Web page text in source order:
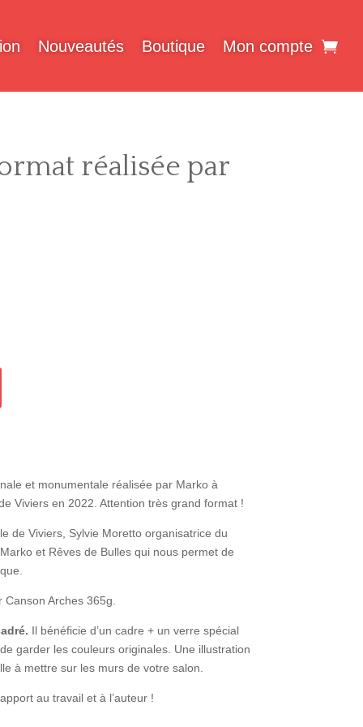
Nouveautés Boutique Mon compte
réalisée par
et monumentale réalisée par Marko à
Viviers en 2022. Attention très grand format !
de Viviers, Sylvie Moretto organisatrice du
et Rêves de Bulles qui nous permet de
Arches 365g.
Il bénéficie d’un cadre + un verre spécial
garder les couleurs originales. Une illustration
à mettre sur les murs de votre salon.
au travail et à l’auteur !